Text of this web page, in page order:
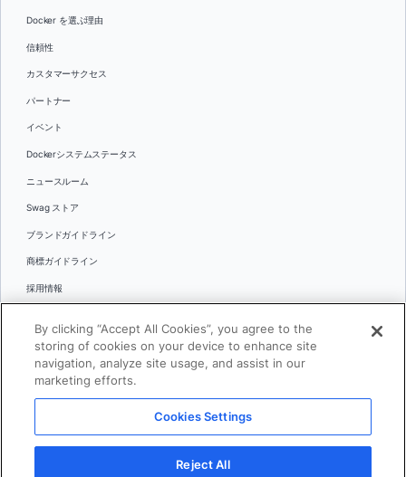
Docker を選ぶ理由
信頼性
カスタマーサクセス
パートナー
イベント
Dockerシステムステータス
ニュースルーム
Swag ストア
ブランドガイドライン
商標ガイドライン
採用情報
言語
日本語
© 2026 Docker Inc.全著作権所有
利用規約(英語)
プライバシー
By clicking “Accept All Cookies”, you agree to the
storing of cookies on your device to enhance site
navigation, analyze site usage, and assist in our
marketing efforts.
Cookies Settings
Reject All